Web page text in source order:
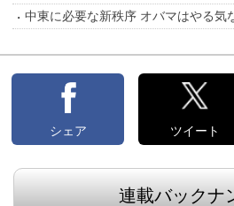
中東に必要な新秩序 オバマはやる気
シェア ツイート
連載バックナ